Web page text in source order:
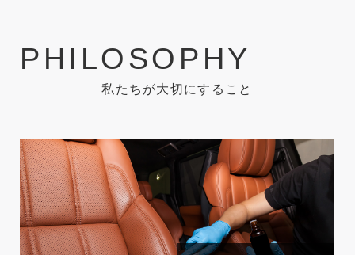
P H I LOSO P HY
私たちが大切にすること